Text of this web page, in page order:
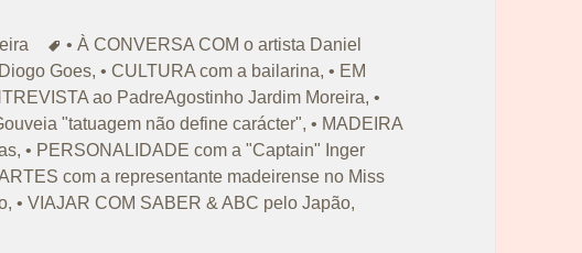
Etiquetas
• À CONVERSA COM o artista Daniel
Goes,• CULTURA com a bailarina,• EM
ao PadreAgostinho Jardim Moreira,•
"tatuagem não define carácter",• MADEIRA
,• PERSONALIDADE com a "Captain" Inger
com a representante madeirense no Miss
,• VIAJAR COM SABER & ABC pelo Japão,